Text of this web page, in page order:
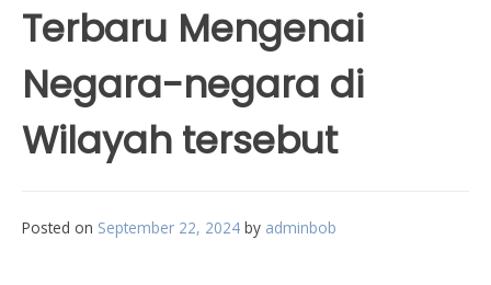
Terbaru Mengenai
Negara-negara di
Wilayah tersebut
Posted on September 22, 2024 by adminbob